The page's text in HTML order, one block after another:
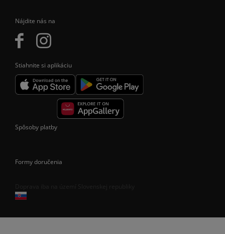
Nájdite nás na
Stiahnite si aplikáciu
Spôsoby platby
Formy doručenia